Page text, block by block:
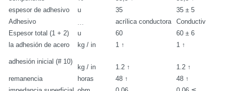
espesor de adhesivo
u 35
35 ± 5
Adhesivo
acrílica conductora
Conductiv
Espesor total (1 + 2)
u 60
60 ± 6
la adhesión de acero
kg / in 1 ↑ 1 ↑
adhesión inicial (# 10)
kg / in 1.2 ↑
1.2 ↑
remanencia
horas 48 ↑
48 ↑